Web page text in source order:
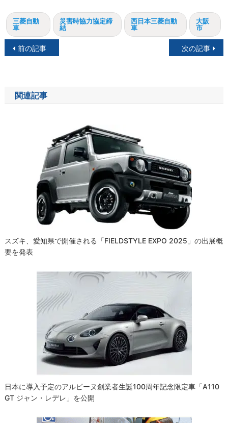
三菱自動
車
災害時協力協定締
結
西日本三菱自動
車
大阪
市
投
ナ
ビ
前の記事 次の記事
関連記事
スズキ、愛知県で開催される「FIELDSTYLE EXPO 2025」の出展概
要を発表
日本に導入予定のアルピーヌ創業者生誕100周年記念限定車「A110
GT ジャン・レデレ」を公開